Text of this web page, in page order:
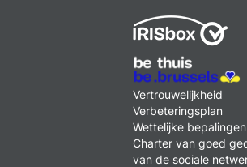
MENU
FOOTER
LEGAL
Vertrouwelijkheid
Verbeteringsplan
Wettelijke bepalingen
Charter van goed
van de sociale